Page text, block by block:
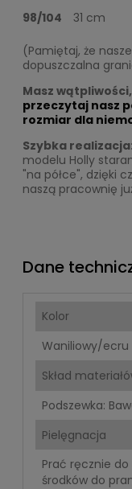
98/104
31 cm
(Pamiętaj, że
dopuszczalna
Masz
przeczytaj nasz
rozmiar dla
Szybka realizacja:
modelu Holly
"na półce", dzięki
naszą pracownię
Dane
Kolor
Waniliowy/ecru
Skład
Podszewka:
Pielęgnacja
Prać ręcznie
środków do